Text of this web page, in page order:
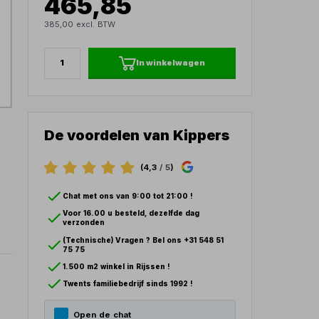
385,00 excl. BTW
In winkelwagen
De voordelen van Kippers
(4,3/ 5)
Chat met ons van 9:00 tot 21:00 !
Voor 16.00 u besteld, dezelfde dag
verzonden
(Technische) Vragen ? Bel ons +31 548 51
75 75
1.500 m2 winkel in Rijssen !
Twents familiebedrijf sinds 1992 !
Open de chat